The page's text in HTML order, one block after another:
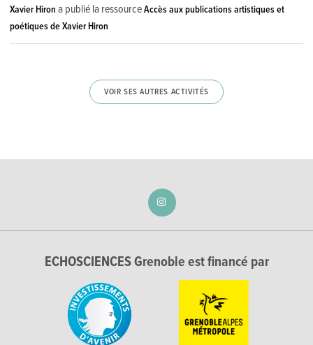
Xavier Hiron a publié la ressourceAccès aux publications artistiques et
poétiques de Xavier Hiron
VOIR SES AUTRES ACTIVITÉS
ECHOSCIENCES Grenoble est financé par